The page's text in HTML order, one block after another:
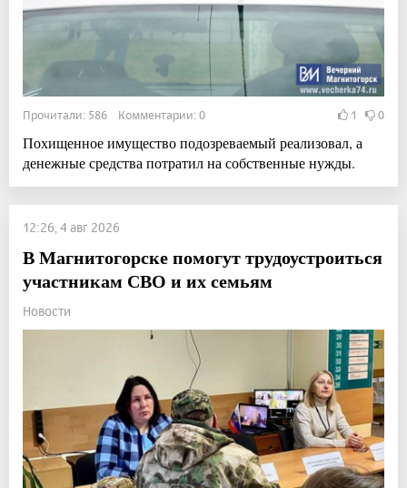
Прочитали: 586 Комментарии: 0 1 0
Похищенное имущество подозреваемый реализовал, а
денежные средства потратил на собственные нужды.
12:26, 4 авг 2026
В Магнитогорске помогут трудоустроиться
участникам СВО и их семьям
Новости